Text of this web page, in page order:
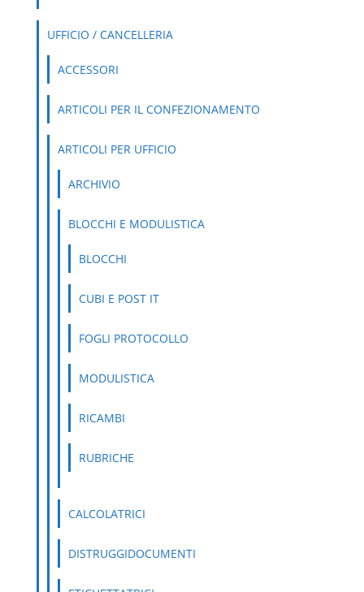
UFFICIO / CANCELLERIA
ACCESSORI
ARTICOLI PER IL CONFEZIONAMENTO
ARTICOLI PER UFFICIO
ARCHIVIO
BLOCCHI E MODULISTICA
BLOCCHI
CUBI E POST IT
FOGLI PROTOCOLLO
MODULISTICA
RICAMBI
RUBRICHE
CALCOLATRICI
DISTRUGGIDOCUMENTI